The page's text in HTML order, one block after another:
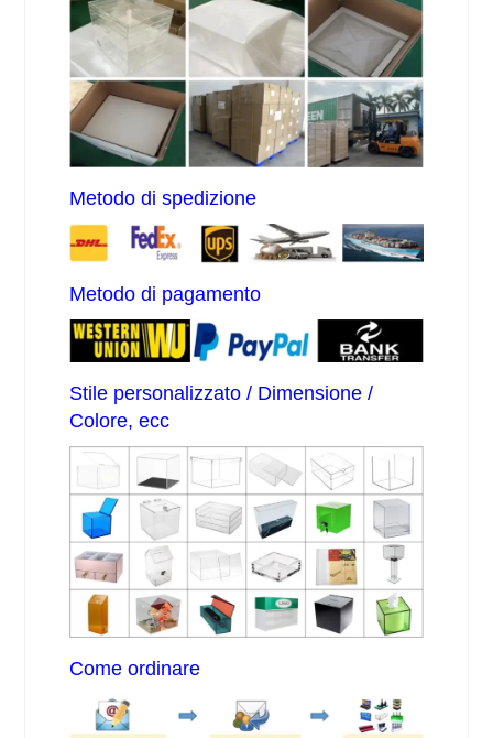
Metodo di spedizione
Metodo di pagamento
Stile personalizzato / Dimensione /
Colore, ecc
Come ordinare